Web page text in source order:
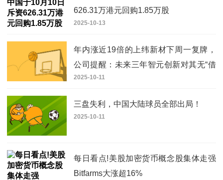
626.31万港元回购1.85万股
2025-10-13
年内涨近19倍的上纬新材下周一复牌，
公司提醒：未来三年智元创新对其无“借
壳”上市计划-报资讯
2025-10-11
三盘失利，中国大陆球员全部出局！
2025-10-11
每日看点!美股加密货币概念股集体走强
Bitfarms大涨超16%